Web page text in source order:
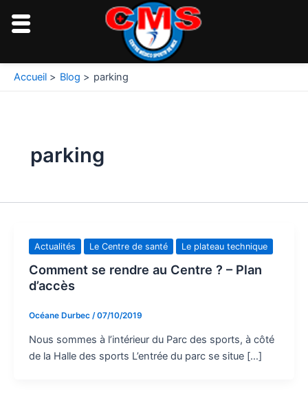
Accueil Blog parking
parking
Actualités Le Centre de santé Le plateau technique
Comment se rendre au Centre ? – Plan
d’accès
Océane Durbec /07/10/2019
Nous sommes à l’intérieur du Parc des sports, à côté
de la Halle des sports L’entrée du parc se situe […]